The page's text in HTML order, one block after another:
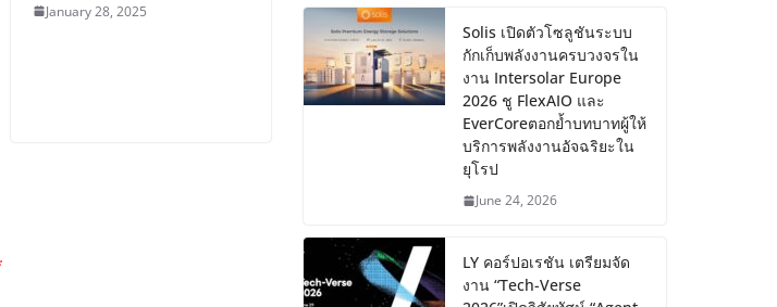
January 28, 2025
Solis เปิดตัวโซลูชันระบบ
กักเก็บพลังงานครบวงจรใน
งาน Intersolar Europe
2026 ชู FlexAIO และ
EverCoreตอกย้ำบทบาทผู้ให้
บริการพลังงานอัจฉริยะใน
ยุโรป
June 24, 2026
LY คอร์ปอเรชัน เตรียมจัด
งาน “Tech-Verse